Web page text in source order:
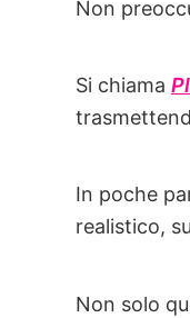
Non
Si chiama
In poche
realistico,
Non solo